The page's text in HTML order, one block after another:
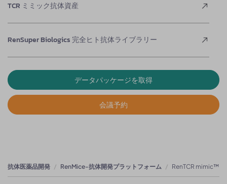
TCR ミミック抗体資産
RenSuper Biologics 完全ヒト抗体ライブラリー
データパッケージを取得
会議予約
抗体医薬品開発 RenMice-抗体開発プラットフォーム RenTCR mimic™